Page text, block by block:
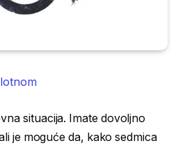
situacija. Imate dovoljno
je moguće da, kako sedmica